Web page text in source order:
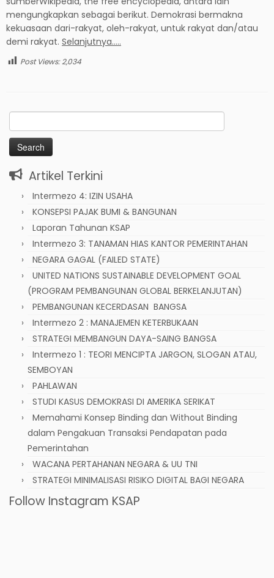
mengungkapkan sebagai berikut. Demokrasi bermakna
kekuasaan dari-rakyat, oleh-rakyat, untuk rakyat dan/atau
demi rakyat. Selanjutnya…..
Post Views:2,034
Search
for:
Artikel Terkini
Intermezo 4: IZIN USAHA
KONSEPSI PAJAK BUMI & BANGUNAN
Laporan Tahunan KSAP
Intermezo 3: TANAMAN HIAS KANTOR PEMERINTAHAN
NEGARA GAGAL (FAILED STATE)
UNITED NATIONS SUSTAINABLE DEVELOPMENT GOAL
(PROGRAM PEMBANGUNAN GLOBAL BERKELANJUTAN)
PEMBANGUNAN KECERDASAN BANGSA
Intermezo 2 : MANAJEMEN KETERBUKAAN
STRATEGI MEMBANGUN DAYA-SAING BANGSA
Intermezo 1 : TEORI MENCIPTA JARGON, SLOGAN ATAU,
SEMBOYAN
PAHLAWAN
STUDI KASUS DEMOKRASI DI AMERIKA SERIKAT
Memahami Konsep Binding dan Without Binding
dalam Pengakuan Transaksi Pendapatan pada
Pemerintahan
WACANA PERTAHANAN NEGARA & UU TNI
STRATEGI MINIMALISASI RISIKO DIGITAL BAGI NEGARA
Follow Instagram KSAP